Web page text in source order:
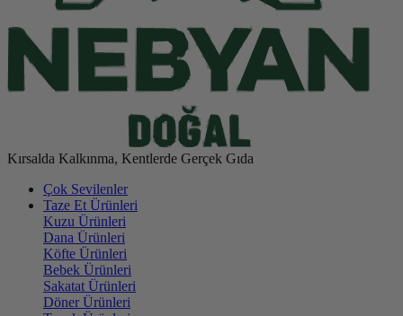
Kırsalda Kalkınma, Kentlerde Gerçek Gıda
Çok Sevilenler
Taze Et Ürünleri
Kuzu Ürünleri
Dana Ürünleri
Köfte Ürünleri
Bebek Ürünleri
Sakatat Ürünleri
Döner Ürünleri